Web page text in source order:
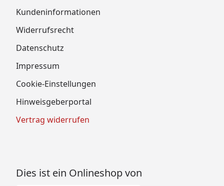
Kundeninformationen
Widerrufsrecht
Datenschutz
Impressum
Cookie-Einstellungen
Hinweisgeberportal
Vertrag widerrufen
Dies ist ein Onlineshop von